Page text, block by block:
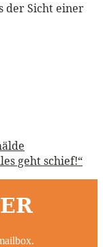
der Sicht einer
geht schief!“